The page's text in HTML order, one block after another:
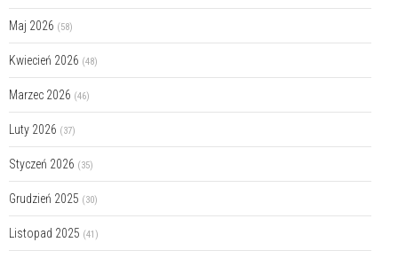
Maj 2026 (58)
Kwiecień 2026 (48)
Marzec 2026 (46)
Luty 2026 (37)
Styczeń 2026 (35)
Grudzień 2025 (30)
Listopad 2025 (41)